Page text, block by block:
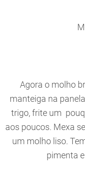
Agora o molho
manteiga na
trigo, frite um
aos poucos. Mexa
um molho liso.
pimenta